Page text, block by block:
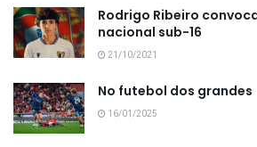
Rodrigo Ribeiro
nacional sub-16
21/10/2021
No futebol dos grandes
16/01/2025